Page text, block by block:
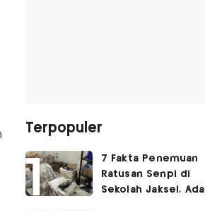
Terpopuler
7 Fakta Penemuan
Ratusan Senpi di
Sekolah Jaksel, Ada